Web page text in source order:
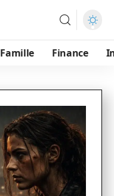
Famille Finance